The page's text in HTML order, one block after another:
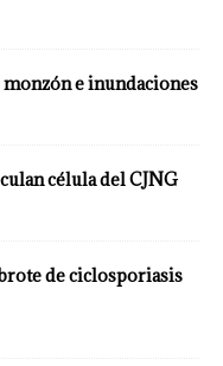
e inundaciones
célula del CJNG
de ciclosporiasis